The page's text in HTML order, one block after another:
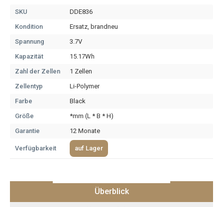
SKU
DDE836
Kondition
Ersatz, brandneu
Spannung
3.7V
Kapazität
15.17Wh
Zahl der Zellen
1 Zellen
Zellentyp
Li-Polymer
Farbe
Black
Größe
*mm (L * B * H)
Garantie
12 Monate
Verfügbarkeit auf Lager
Überblick